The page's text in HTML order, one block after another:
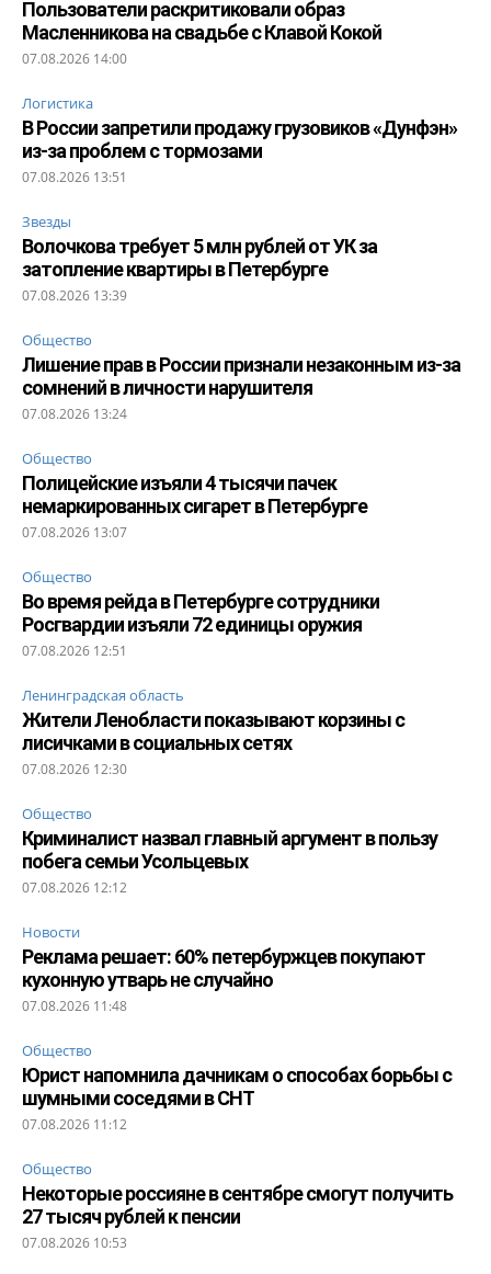
Пользователи раскритиковали образ
Масленникова на свадьбе с Клавой Кокой
07.08.2026 14:00
Логистика
В России запретили продажу грузовиков «Дунфэн»
из-за проблем с тормозами
07.08.2026 13:51
Звезды
Волочкова требует 5 млн рублей от УК за
затопление квартиры в Петербурге
07.08.2026 13:39
Общество
Лишение прав в России признали незаконным из-за
сомнений в личности нарушителя
07.08.2026 13:24
Общество
Полицейские изъяли 4 тысячи пачек
немаркированных сигарет в Петербурге
07.08.2026 13:07
Общество
Во время рейда в Петербурге сотрудники
Росгвардии изъяли 72 единицы оружия
07.08.2026 12:51
Ленинградская область
Жители Ленобласти показывают корзины с
лисичками в социальных сетях
07.08.2026 12:30
Общество
Криминалист назвал главный аргумент в пользу
побега семьи Усольцевых
07.08.2026 12:12
Новости
Реклама решает: 60% петербуржцев покупают
кухонную утварь не случайно
07.08.2026 11:48
Общество
Юрист напомнила дачникам о способах борьбы с
шумными соседями в СНТ
07.08.2026 11:12
Общество
Некоторые россияне в сентябре смогут получить
27 тысяч рублей к пенсии
07.08.2026 10:53